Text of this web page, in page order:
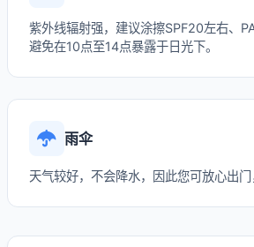
紫外线辐射强，建议涂擦SPF20左右、
避免在10点至14点暴露于日光下。
雨伞
天气较好，不会降水，因此您可放心出门